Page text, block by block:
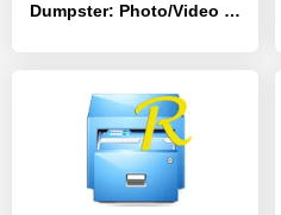
Dumpster: Photo/Video Recovery